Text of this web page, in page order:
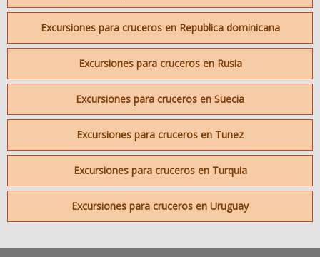
Excursiones para cruceros en Republica dominicana
Excursiones para cruceros en Rusia
Excursiones para cruceros en Suecia
Excursiones para cruceros en Tunez
Excursiones para cruceros en Turquia
Excursiones para cruceros en Uruguay